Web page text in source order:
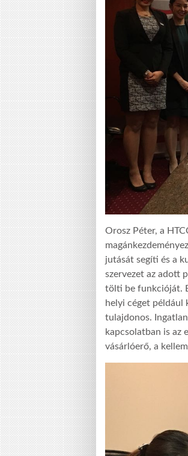
Orosz Péter, a
jutását segíti és a
szervezet az adott
tölti be funkcióját.
helyi céget például
tulajdonos.
kapcsolatban is az
vásárlóerő, a